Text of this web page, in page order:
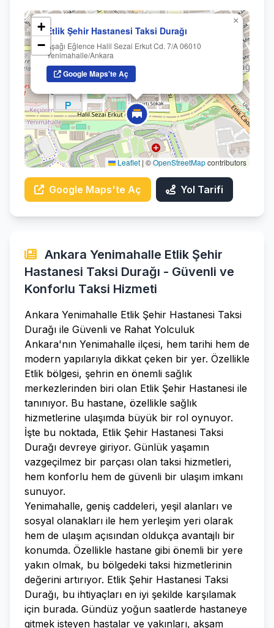
Etlik Şehir Hastanesi Taksi Durağı
Aşağı Eğlence Halil Sezai Erkut Cd. 7/A 06010
Yenimahalle/Ankara
Google Maps'te Aç
×
+
−
Leaflet | ©OpenStreetMapcontributors
Google Maps'te Aç Yol Tarifi
Ankara Yenimahalle Etlik Şehir
Hastanesi Taksi Durağı - Güvenli ve
Konforlu Taksi Hizmeti
Ankara Yenimahalle Etlik Şehir Hastanesi Taksi
Durağı ile Güvenli ve Rahat Yolculuk
Ankara'nın Yenimahalle ilçesi, hem tarihi hem de
modern yapılarıyla dikkat çeken bir yer. Özellikle
Etlik bölgesi, şehrin en önemli sağlık
merkezlerinden biri olan Etlik Şehir Hastanesi ile
tanınıyor. Bu hastane, özellikle sağlık
hizmetlerine ulaşımda büyük bir rol oynuyor.
İşte bu noktada, Etlik Şehir Hastanesi Taksi
Durağı devreye giriyor. Günlük yaşamın
vazgeçilmez bir parçası olan taksi hizmetleri,
hem konforlu hem de güvenli bir ulaşım imkanı
sunuyor.
Yenimahalle, geniş caddeleri, yeşil alanları ve
sosyal olanakları ile hem yerleşim yeri olarak
hem de ulaşım açısından oldukça avantajlı bir
konumda. Özellikle hastane gibi önemli bir yere
yakın olmak, bu bölgedeki taksi hizmetlerinin
değerini artırıyor. Etlik Şehir Hastanesi Taksi
Durağı, bu ihtiyaçları en iyi şekilde karşılamak
için burada. Gündüz yoğun saatlerde hastaneye
gitmek isteyen hastalar ve yakınları, akşam